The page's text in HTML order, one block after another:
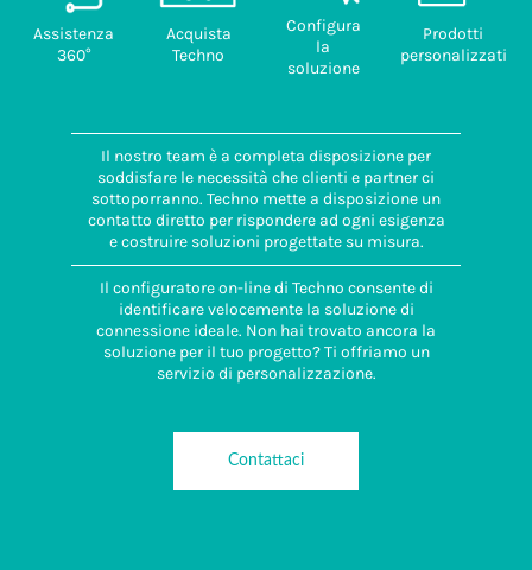
Assistenza
360°
Acquista
Techno
Configura
la
soluzione
Prodotti
personalizzati
Il nostro team è a completa disposizione per
soddisfare le necessità che clienti e partner ci
sottoporranno. Techno mette a disposizione un
contatto diretto per rispondere ad ogni esigenza
e costruire soluzioni progettate su misura.
Il configuratore on-line di Techno consente di
identificare velocemente la soluzione di
connessione ideale. Non hai trovato ancora la
soluzione per il tuo progetto? Ti offriamo un
servizio di personalizzazione.
Contattaci